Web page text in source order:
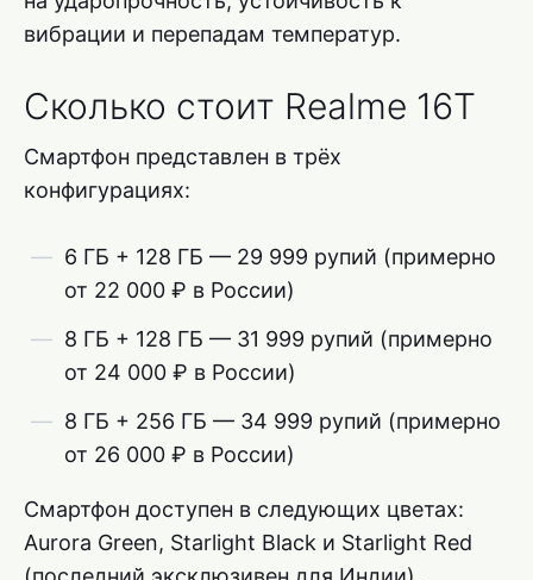
вибрации и перепадам температур.
Сколько стоит Realme 16T
Смартфон представлен в трёх
конфигурациях:
6 ГБ + 128 ГБ — 29 999 рупий (примерно
от 22 000 ₽ в России)
8 ГБ + 128 ГБ — 31 999 рупий (примерно
от 24 000 ₽ в России)
8 ГБ + 256 ГБ — 34 999 рупий (примерно
от 26 000 ₽ в России)
Смартфон доступен в следующих цветах:
Aurora Green, Starlight Black и Starlight Red